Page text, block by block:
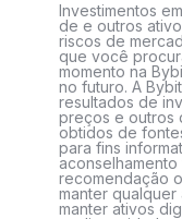
Investimentos
de e outros
riscos de
que você
momento na
no futuro. A
resultados de
preços e outros
obtidos de
para fins
recomendação
manter
manter ativos